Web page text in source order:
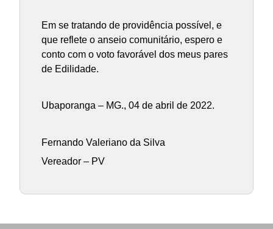
Em se tratando de providência possível, e
que reflete o anseio comunitário, espero e
conto com o voto favorável dos meus pares
de Edilidade.
Ubaporanga – MG., 04 de abril de 2022.
Fernando Valeriano da Silva
Vereador – PV